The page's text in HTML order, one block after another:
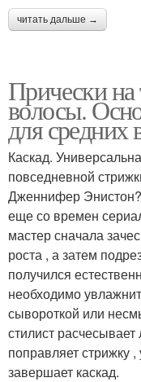
читать дальше →
Прически
волосы.
для средних
Каскад.
повседневной
Дженнифер
еще со времен
мастер сначала
роста , а затем
получился
необходимо
сывороткой или
стилист
поправляет стрижку
завершает каскад.